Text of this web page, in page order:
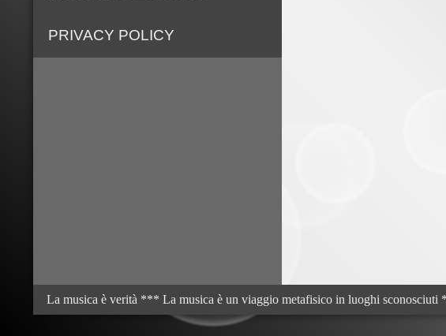
PRIVACY POLICY
La musica è verità *** La musica è un viaggio metafisico in luoghi sconosciuti